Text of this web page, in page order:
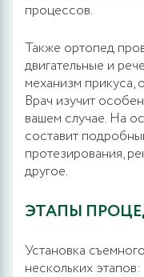
процессов.
Также ортопед
двигательные и
механизм прикуса,
Врач изучит
вашем случае. На
составит
протезирования,
другое.
ЭТАПЫ
Установка
нескольких этапов: